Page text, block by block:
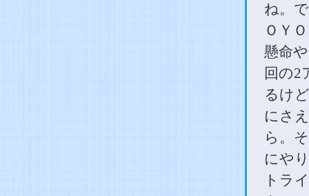
ね。
ＯＹ
懸命
回の2
るけ
にさ
ら。
にや
トラ